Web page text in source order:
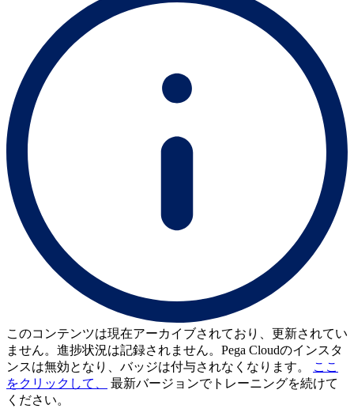
このコンテンツは現在アーカイブされており、更新されてい
ません。進捗状況は記録されません。Pega Cloudのインスタ
ンスは無効となり、バッジは付与されなくなります。
ここ
をクリックして、
最新バージョンでトレーニングを続けて
ください。